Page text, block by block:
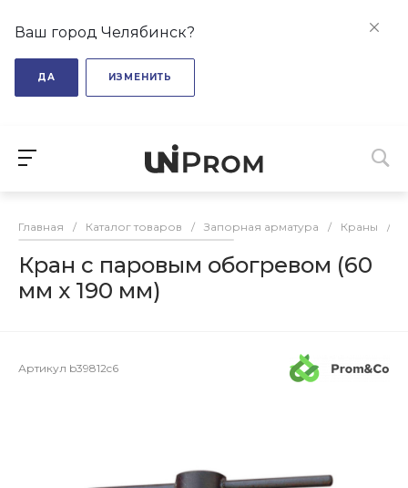
Ваш город Челябинск?
ДА ИЗМЕНИТЬ
Главная / Каталог товаров / Запорная арматура / Краны /
Кран с паровым обогревом (60
мм х 190 мм)
Артикул b39812c6